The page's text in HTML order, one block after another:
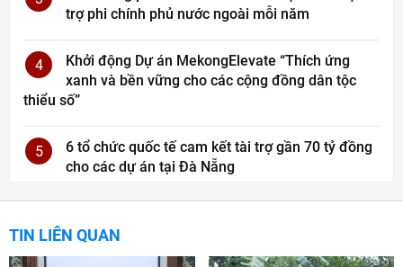
trợ phi chính phủ nước ngoài mỗi năm
4
Khởi động Dự án MekongElevate “Thích ứng
xanh và bền vững cho các cộng đồng dân tộc
thiểu số”
5
6 tổ chức quốc tế cam kết tài trợ gần 70 tỷ đồng
cho các dự án tại Đà Nẵng
TIN LIÊN QUAN